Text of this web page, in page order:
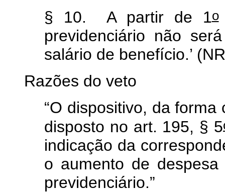
§ 10. A partir de 1o
previdenciário não
salário de benefício.’
Razões do veto
“O dispositivo, da
disposto no art. 195, § 5
indicação da
o aumento de
previdenciário.”